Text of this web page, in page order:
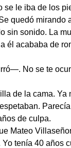
se le iba de los
quedó mirando
sin sonido. La
él acababa de
No se te
de la cama. Ya
de culpa.
Mateo
tenía 40 años